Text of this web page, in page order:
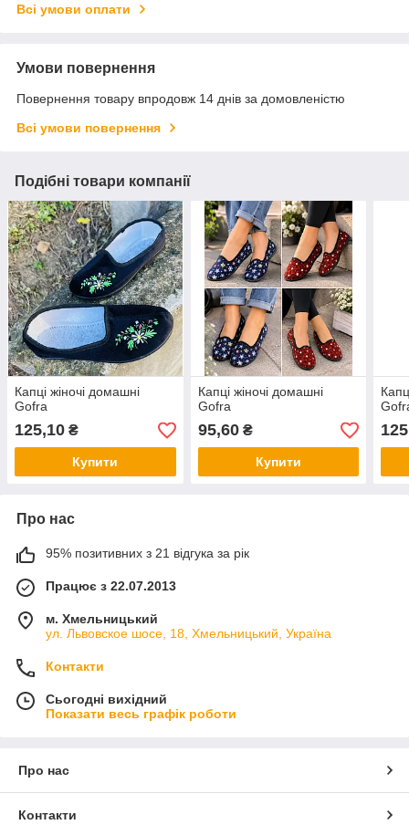
Всі умови оплати
Умови повернення
Повернення товару впродовж 14 днів за домовленістю
Всі умови повернення
Подібні товари компанії
Капці жіночі домашні
Gofra
125,10 ₴
Купити
Капці жіночі домашні
Gofra
95,60₴
Купити
Про нас
95% позитивних з 21 відгука за рік
Працює з 22.07.2013
м. Хмельницький
ул. Львовское шосе, 18, Хмельницький, Україна
Контакти
Сьогодні вихідний
Показати весь графік роботи
Про нас
Контакти